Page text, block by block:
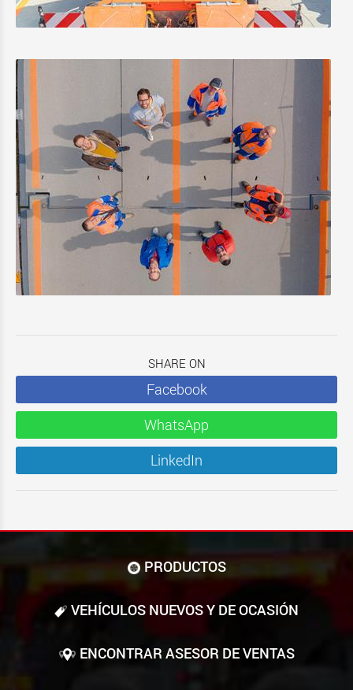
SHARE ON
Facebook
WhatsApp
LinkedIn
PRODUCTOS
VEHÍCULOS NUEVOS Y DE OCASIÓN
ENCONTRAR ASESOR DE VENTAS